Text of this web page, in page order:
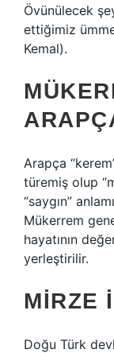
Övünülecek
ettiğimiz
Kemal).
Arapça
türemiş olup
“saygın”
Mükerrem
hayatının
yerleştirilir.
MIRZE
Doğu Türk